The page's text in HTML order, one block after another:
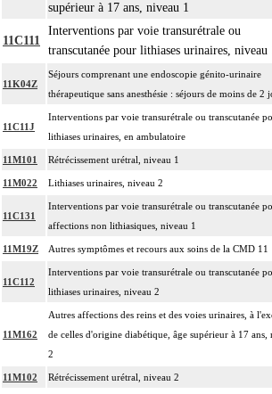
supérieur à 17 ans, niveau 1
11C111
Interventions par voie transurétrale ou
transcutanée pour lithiases urinaires, niveau
11K04Z
Séjours comprenant une endoscopie génito-urinaire
thérapeutique sans anesthésie : séjours de moins de 2
11C11J
Interventions par voie transurétrale ou transcutanée
lithiases urinaires, en ambulatoire
11M101 Rétrécissement urétral, niveau 1
11M022 Lithiases urinaires, niveau 2
11C131
Interventions par voie transurétrale ou transcutanée
affections non lithiasiques, niveau 1
11M19Z Autres symptômes et recours aux soins de la CMD 11
11C112
Interventions par voie transurétrale ou transcutanée
lithiases urinaires, niveau 2
11M162
Autres affections des reins et des voies urinaires, à
de celles d'origine diabétique, âge supérieur à 17 ans,
2
11M102 Rétrécissement urétral, niveau 2